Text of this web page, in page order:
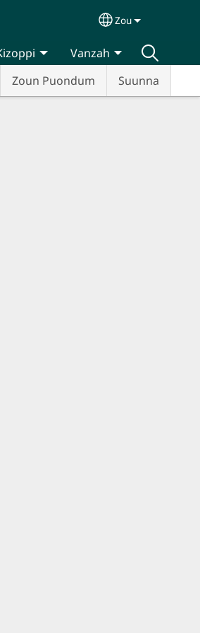
Select your
Zou
Zoun Puondum Suunna
Vanzah